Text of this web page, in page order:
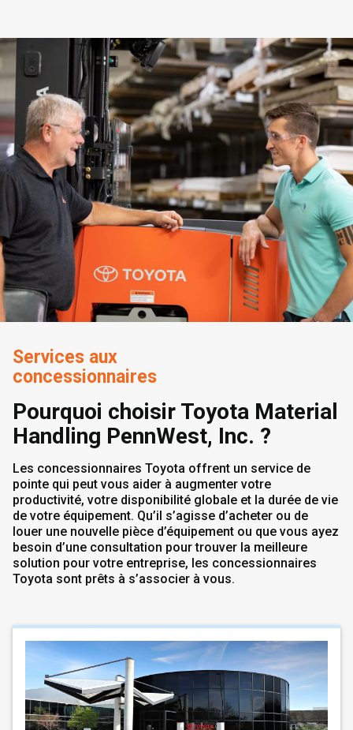
Services aux
concessionnaires
Pourquoi choisir Toyota Material
Handling PennWest, Inc. ?
Les concessionnaires Toyota offrent un service de
pointe qui peut vous aider à augmenter votre
productivité, votre disponibilité globale et la durée de vie
de votre équipement. Qu’il s’agisse d’acheter ou de
louer une nouvelle pièce d’équipement ou que vous ayez
besoin d’une consultation pour trouver la meilleure
solution pour votre entreprise, les concessionnaires
Toyota sont prêts à s’associer à vous.